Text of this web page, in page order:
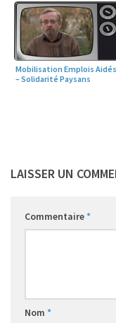
Mobilisation Emplois Aidés
– Solidarité Paysans
LAISSER UN
Commentaire*
Nom *